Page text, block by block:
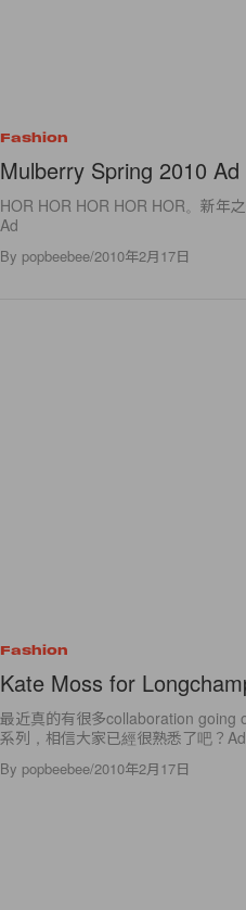
Fashion
Mulberry Spring 2010
HOR HOR HOR HOR HOR。新年
Ad
By popbeebee/2010年2月17日
Fashion
Kate Moss for
最近真的有很多collaboration going
系列，相信大家已經很熟悉了吧？Ad
By popbeebee/2010年2月17日